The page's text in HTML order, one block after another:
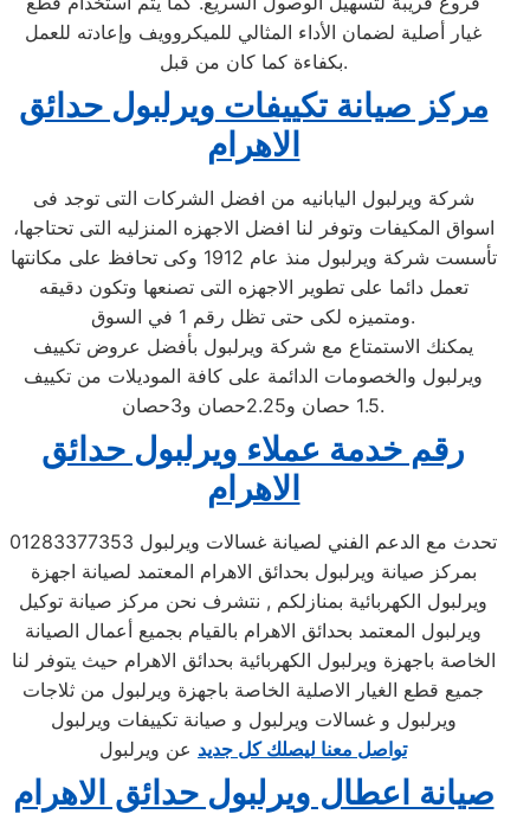
غيار أصلية لضمان الأداء المثالي للميكروويف وإعادته للعمل
بكفاءة كما كان من قبل.
مركز صيانة تكييفات ويرلبول حدائق
الاهرام
شركة ويرلبول اليابانيه من افضل الشركات التى توجد فى
اسواق المكيفات وتوفر لنا افضل الاجهزه المنزليه التى تحتاجها،
تأسست شركة ويرلبول منذ عام 1912 وكى تحافظ على مكانتها
تعمل دائما على تطوير الاجهزه التى تصنعها وتكون دقيقه
ومتميزه لكى حتى تظل رقم 1 في السوق.
يمكنك الاستمتاع مع شركة ويرلبول بأفضل عروض تكييف
ويرلبول والخصومات الدائمة على كافة الموديلات من تكييف
1.5 حصان و2.25حصان و3حصان.
رقم خدمة عملاء ويرلبول حدائق
الاهرام
تحدث مع الدعم الفني لصيانة غسالات ويرلبول 01283377353
بمركز صيانة ويرلبول بحدائق الاهرام المعتمد لصيانة اجهزة
ويرلبول الكهربائية بمنازلكم , نتشرف نحن مركز صيانة توكيل
ويرلبول المعتمد بحدائق الاهرام بالقيام بجميع أعمال الصيانة
الخاصة باجهزة ويرلبول الكهربائية بحدائق الاهرام حيث يتوفر لنا
جميع قطع الغيار الاصلية الخاصة باجهزة ويرلبول من ثلاجات
ويرلبول و غسالات ويرلبول و صيانة تكييفات ويرلبول
تواصل معنا ليصلك كل جديد عن ويرلبول
صيانة اعطال ويرلبول حدائق الاهرام